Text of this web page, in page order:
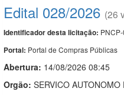
Edital 028/2026 (26
Identificador desta licitação:
Portal: Portal de Compras Públicas
Abertura: 14/08/2026 08:45
Orgão: SERVICO